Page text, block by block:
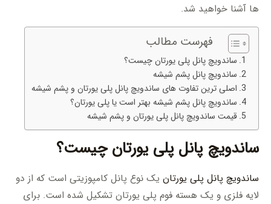
ها آشنا خواهید شد.
فهرست مطالب
ساندویچ پانل پلی یورتان چیست؟
ساندویچ پانل پشم شیشه
اصلی ترین تفاوت های ساندویچ پانل پلی یورتان و پشم شیشه
ساندویچ پانل پشم شیشه بهتر است یا پلی یورتان؟
قیمت ساندویچ پانل پلی یورتان و پشم شیشه
ساندویچ پانل پلی یورتان چیست؟
ساندویچ پانل پلی یورتان یک نوع پانل کامپوزیتی است که از دو
لایه فلزی و یک هسته فوم پلی یورتان تشکیل شده است. برای